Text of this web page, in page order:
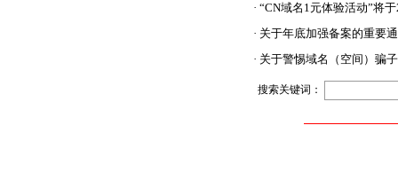
· “CN域名1元体验活动”将
· 关于年底加强备案的重要
· 关于警惕域名（空间）骗
搜索关键词：